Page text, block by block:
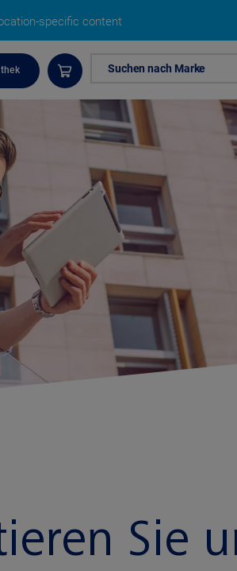
specific content
Suchen nach Marke
Sie